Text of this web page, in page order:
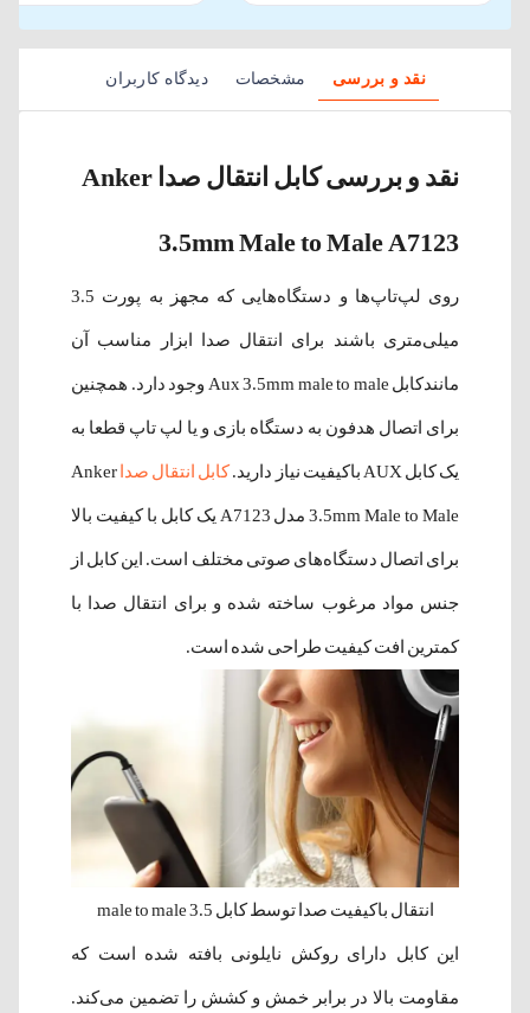
نقد و بررسی مشخصات دیدگاه کاربران
نقد و بررسی کابل انتقال صدا Anker
3.5mm Male to Male A7123
روی لپ‌تاپ‌ها و دستگاه‌هایی که مجهز به پورت 3.5
میلی‌متری باشند برای انتقال صدا ابزار مناسب آن
مانندکابل Aux 3.5mm male to male وجود دارد. همچنین
برای اتصال هدفون به دستگاه بازی و یا لپ تاپ قطعا به
یک کابل AUX باکیفیت نیاز دارید. کابل انتقال صدا Anker
3.5mm Male to Male مدل A7123 یک کابل با کیفیت بالا
برای اتصال دستگاه‌های صوتی مختلف است. این کابل از
جنس مواد مرغوب ساخته شده و برای انتقال صدا با
کمترین افت کیفیت طراحی شده است.
انتقال باکیفیت صدا توسط کابل 3.5 male to male
این کابل دارای روکش نایلونی بافته شده است که
مقاومت بالا در برابر خمش و کشش را تضمین می‌کند.